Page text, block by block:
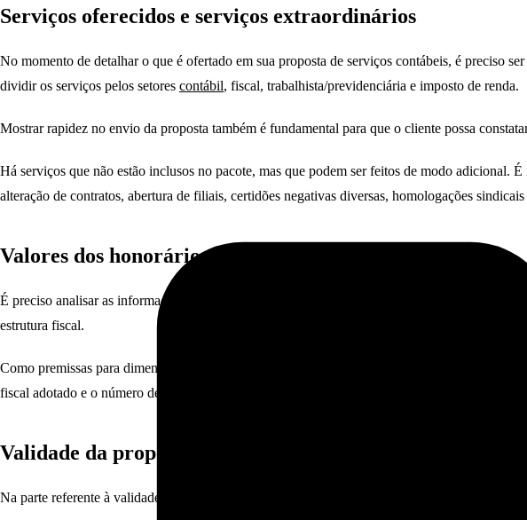
Serviços oferecidos e serviços extraordinários
No momento de detalhar o que é ofertado em sua proposta de serviços contábeis, é preciso
dividir os serviços pelos setores contábil, fiscal, trabalhista/previdenciária e imposto de renda.
Mostrar rapidez no envio da proposta também é fundamental para que o cliente possa
Há serviços que não estão inclusos no pacote, mas que podem ser feitos de modo adicional.
alteração de contratos, abertura de filiais, certidões negativas diversas, homologações
Valores dos honorários
É preciso analisar as informações obtidas na sondagem com o cliente para determinar o
estrutura fiscal.
Como premissas para dimensionar os honorários, é necessário observar a estrutura
fiscal adotado e o número de filiais.
Validade da proposta e ferramentas necessárias
Na parte referente à validade da proposta, deve-se apontar o tempo que os valores e